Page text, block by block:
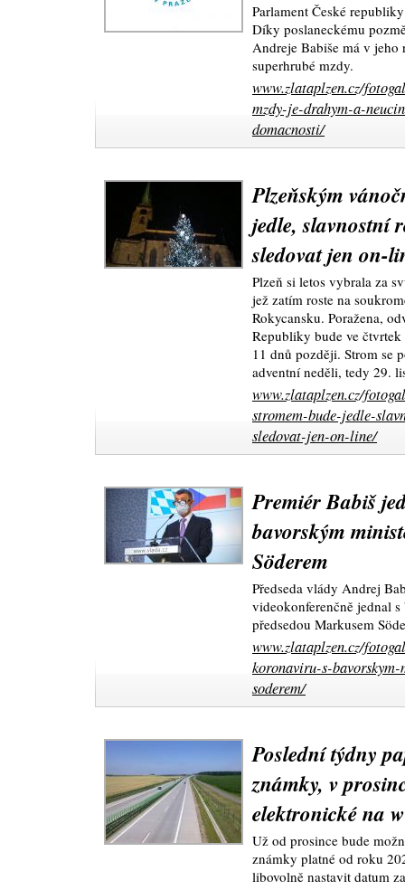
Parlament České
Díky poslaneckému
Andreje Babiše má v
superhrubé mzdy.
www.zlataplzen.cz/
mzdy-je-drahym-a-
domacnosti/
Plzeňským
jedle, slavnostní
sledovat jen on-
Plzeň si letos vybrala za
jež zatím roste na
Rokycansku. Poražena,
Republiky bude ve
11 dnů později. Strom se
adventní neděli, tedy 29.
www.zlataplzen.cz/
stromem-bude-jedle-
sledovat-jen-on-line/
Premiér Babiš
bavorským
Söderem
Předseda vlády Andrej
videokonferenčně jednal
předsedou Markusem
www.zlataplzen.cz/
koronaviru-s-
soderem/
Poslední týdny
známky, v
elektronické na
Už od prosince bude
známky platné od roku
libovolně nastavit datum